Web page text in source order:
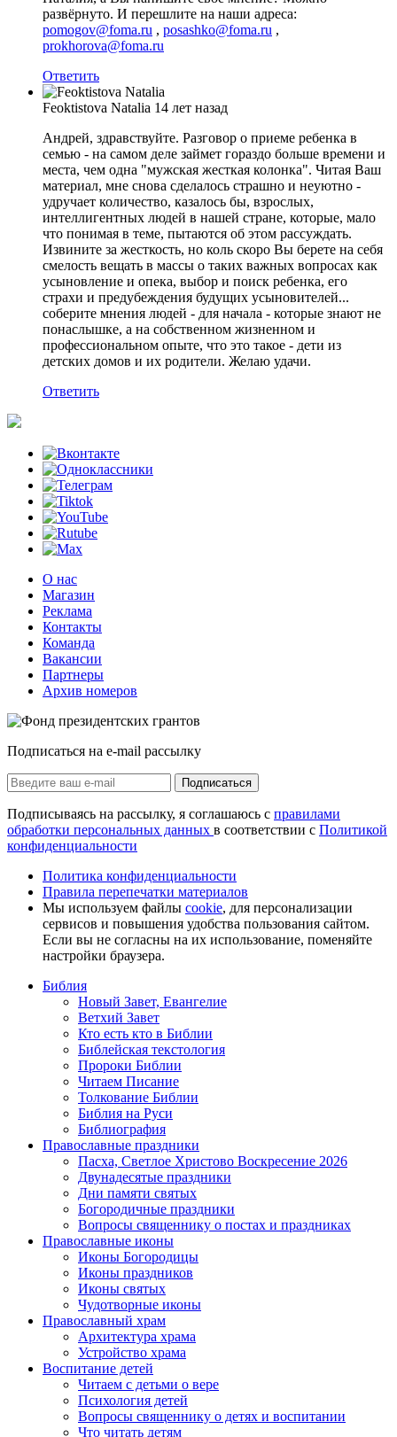
развёрнуто. И перешлите на наши адреса:
pomogov@foma.ru , posashko@foma.ru ,
prokhorova@foma.ru
Ответить
Feoktistova Natalia 14 лет назад
Андрей, здравствуйте. Разговор о приеме ребенка в
семью - на самом деле займет гораздо больше времени и
места, чем одна "мужская жесткая колонка". Читая Ваш
материал, мне снова сделалось страшно и неуютно -
удручает количество, казалось бы, взрослых,
интеллигентных людей в нашей стране, которые, мало
что понимая в теме, пытаются об этом рассуждать.
Извините за жесткость, но коль скоро Вы берете на себя
смелость вещать в массы о таких важных вопросах как
усыновление и опека, выбор и поиск ребенка, его
страхи и предубеждения будущих усыновителей...
соберите мнения людей - для начала - которые знают не
понаслышке, а на собственном жизненном и
профессиональном опыте, что это такое - дети из
детских домов и их родители. Желаю удачи.
Ответить
О нас
Магазин
Реклама
Контакты
Команда
Вакансии
Партнеры
Архив номеров
Подписаться на e-mail рассылку
Подписаться
Подписываясь на рассылку, я соглашаюсь с правилами
обработки персональных данных в соответствии с Политикой
конфиденциальности
Политика конфиденциальности
Правила перепечатки материалов
Мы используем файлы cookie, для персонализации
сервисов и повышения удобства пользования сайтом.
Если вы не согласны на их использование, поменяйте
настройки браузера.
Библия
Новый Завет, Евангелие
Ветхий Завет
Кто есть кто в Библии
Библейская текстология
Пророки Библии
Читаем Писание
Толкование Библии
Библия на Руси
Библиография
Православные праздники
Пасха, Светлое Христово Воскресение 2026
Двунадесятые праздники
Дни памяти святых
Богородичные праздники
Вопросы священнику о постах и праздниках
Православные иконы
Иконы Богородицы
Иконы праздников
Иконы святых
Чудотворные иконы
Православный храм
Архитектура храма
Устройство храма
Воспитание детей
Читаем с детьми о вере
Психология детей
Вопросы священнику о детях и воспитании
Что читать детям